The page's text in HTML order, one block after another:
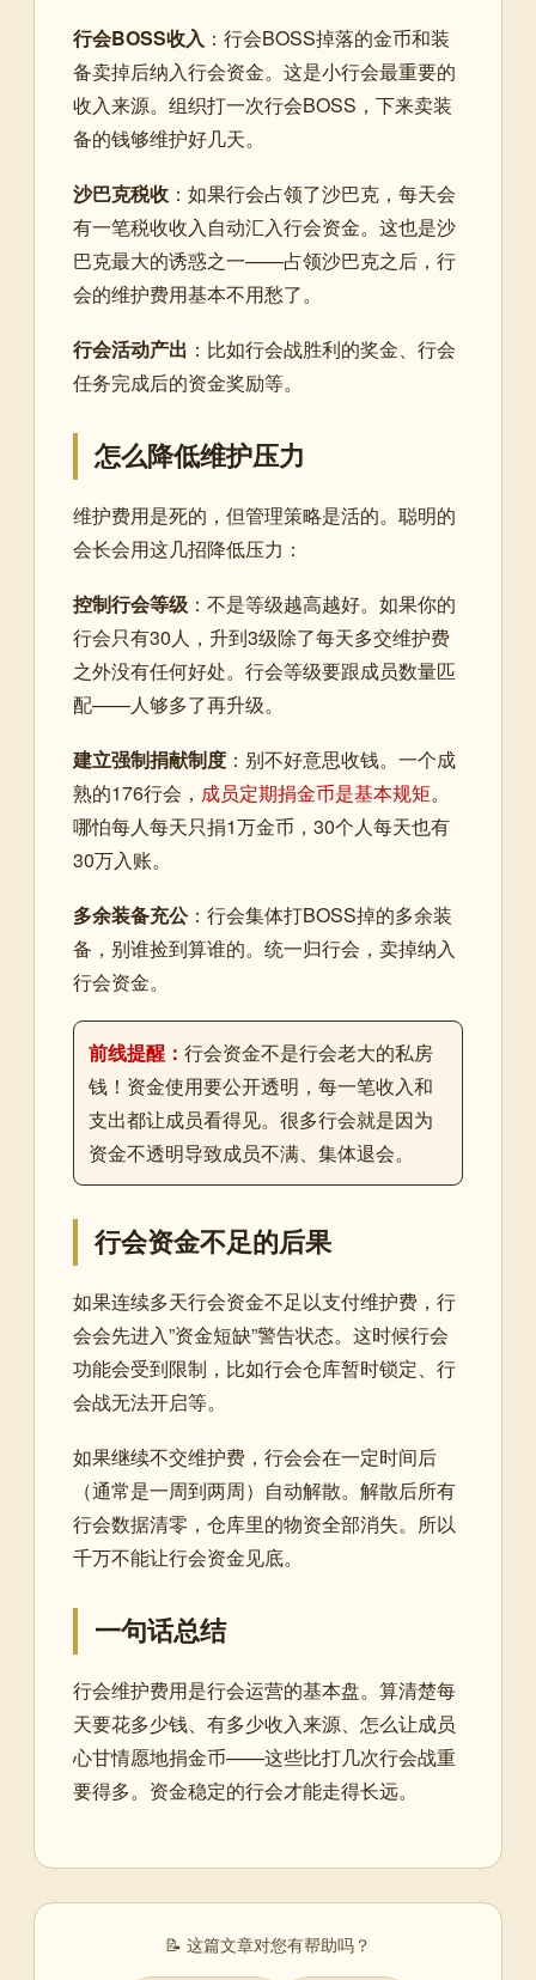
行会BOSS收入 ：行会BOSS掉落的金币和装
备卖掉后纳入行会资金。这是小行会最重要的
收入来源。组织打一次行会BOSS，下来卖装
备的钱够维护好几天。
沙巴克税收 ：如果行会占领了沙巴克，每天会
有一笔税收收入自动汇入行会资金。这也是沙
巴克最大的诱惑之一——占领沙巴克之后，行
会的维护费用基本不用愁了。
行会活动产出 ：比如行会战胜利的奖金、行会
任务完成后的资金奖励等。
怎么降低维护压力
维护费用是死的，但管理策略是活的。聪明的
会长会用这几招降低压力：
控制行会等级 ：不是等级越高越好。如果你的
行会只有30人，升到3级除了每天多交维护费
之外没有任何好处。行会等级要跟成员数量匹
配——人够多了再升级。
建立强制捐献制度 ：别不好意思收钱。一个成
熟的176行会， 成员定期捐金币是基本规矩。
哪怕每人每天只捐1万金币，30个人每天也有
30万入账。
多余装备充公：行会集体打BOSS掉的多余装
备，别谁捡到算谁的。统一归行会，卖掉纳入
行会资金。
前线提醒： 行会资金不是行会老大的私房
钱！资金使用要公开透明，每一笔收入和
支出都让成员看得见。很多行会就是因为
资金不透明导致成员不满、集体退会。
行会资金不足的后果
如果连续多天行会资金不足以支付维护费，行
会会先进入”资金短缺”警告状态。这时候行会
功能会受到限制，比如行会仓库暂时锁定、行
会战无法开启等。
如果继续不交维护费，行会会在一定时间后
（通常是一周到两周）自动解散。解散后所有
行会数据清零，仓库里的物资全部消失。所以
千万不能让行会资金见底。
一句话总结
行会维护费用是行会运营的基本盘。算清楚每
天要花多少钱、有多少收入来源、怎么让成员
心甘情愿地捐金币——这些比打几次行会战重
要得多。资金稳定的行会才能走得长远。
📝 这篇文章对您有帮助吗？